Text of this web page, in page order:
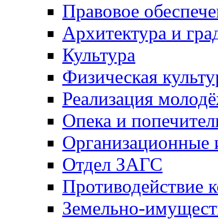
Правовое
Архитектура и
Культура
Физическая
Реализация
Опека и
Отдел ЗАГС
Противодействие
Земельно-